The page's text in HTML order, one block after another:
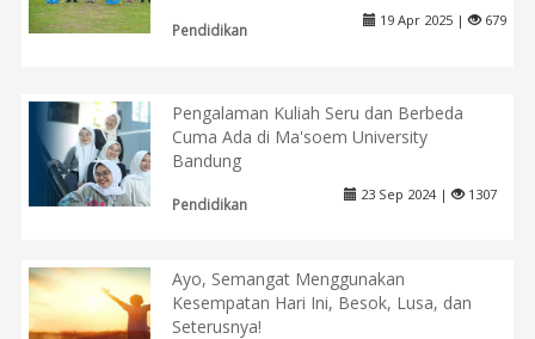
Pendidikan
19 Apr 2025 | 679
Pengalaman Kuliah Seru dan Berbeda
Cuma Ada di Ma'soem University
Bandung
Pendidikan
23 Sep 2024 | 1307
Ayo, Semangat Menggunakan
Kesempatan Hari Ini, Besok, Lusa, dan
Seterusnya!